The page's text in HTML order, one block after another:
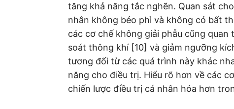
tăng khả năng tắc nghẽn. Quan sát
nhân không béo phì và không có bất
các cơ chế không giải phẫu cũng
soát thông khí [10] và giảm ngưỡng
tương đối từ các quá trình này khác
năng cho điều trị. Hiểu rõ hơn về các
chiến lược điều trị cá nhân hóa hơn